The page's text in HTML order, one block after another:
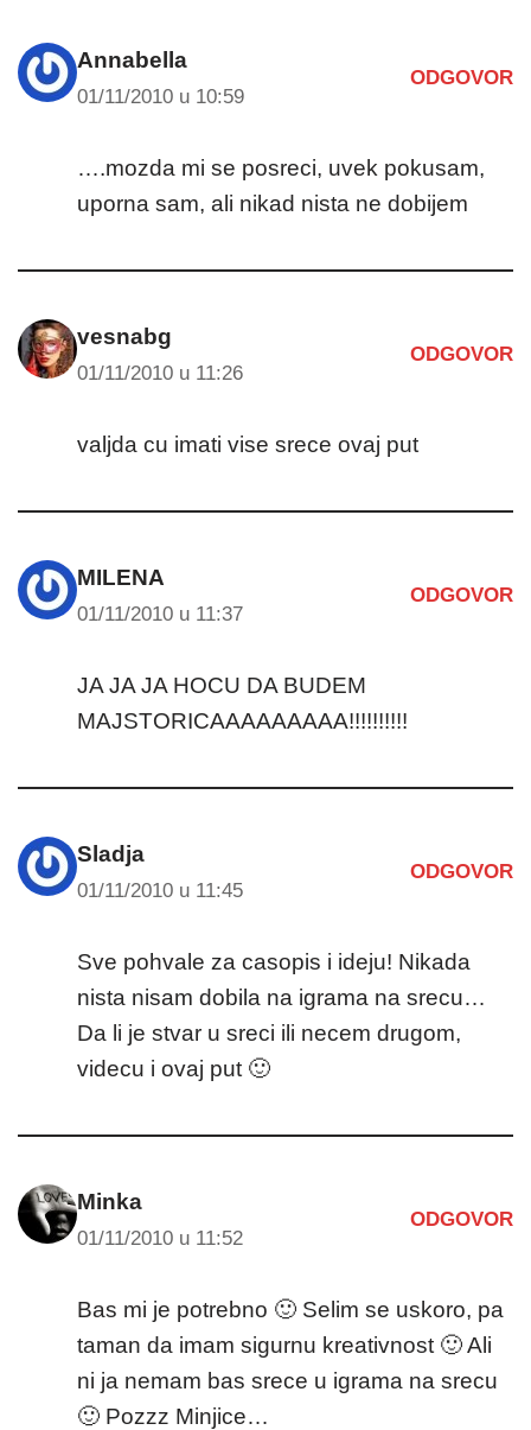
Annabella
01/11/2010 u 10:59
ODGOVOR
….mozda mi se posreci, uvek pokusam,
uporna sam, ali nikad nista ne dobijem
vesnabg
01/11/2010 u 11:26
ODGOVOR
valjda cu imati vise srece ovaj put
MILENA
01/11/2010 u 11:37
ODGOVOR
JA JA JA HOCU DA BUDEM
MAJSTORICAAAAAAAAA!!!!!!!!!!
Sladja
01/11/2010 u 11:45
ODGOVOR
Sve pohvale za casopis i ideju! Nikada
nista nisam dobila na igrama na srecu…
Da li je stvar u sreci ili necem drugom,
videcu i ovaj put 🙂
Minka
01/11/2010 u 11:52
ODGOVOR
Bas mi je potrebno 🙂 Selim se uskoro, pa
taman da imam sigurnu kreativnost 🙂 Ali
ni ja nemam bas srece u igrama na srecu
🙂 Pozzz Minjice…